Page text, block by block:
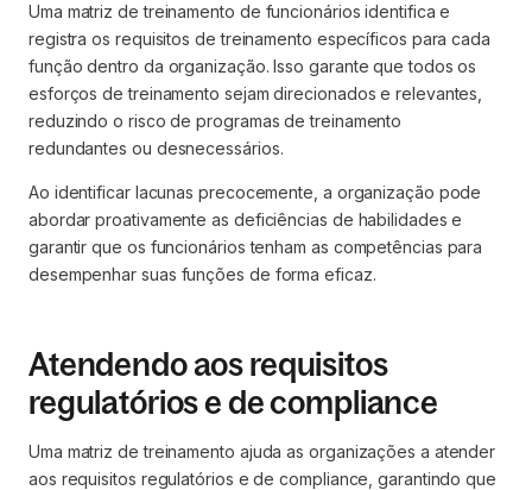
Uma matriz de treinamento de funcionários identifica e
registra os requisitos de treinamento específicos para cada
função dentro da organização. Isso garante que todos os
esforços de treinamento sejam direcionados e relevantes,
reduzindo o risco de programas de treinamento
redundantes ou desnecessários.
Ao identificar lacunas precocemente, a organização pode
abordar proativamente as deficiências de habilidades e
garantir que os funcionários tenham as competências para
desempenhar suas funções de forma eficaz.
Atendendo aos requisitos
regulatórios e de compliance
Uma matriz de treinamento ajuda as organizações a atender
aos requisitos regulatórios e de compliance, garantindo que